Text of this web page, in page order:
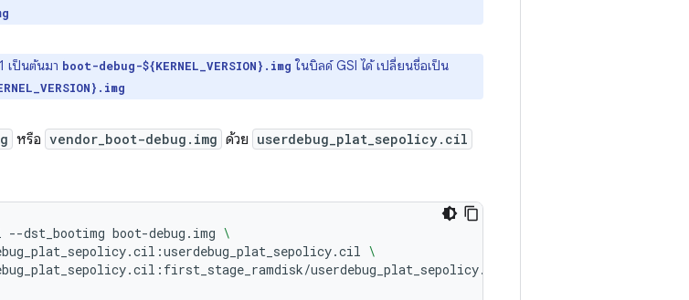
เป็นต้นมา boot-debug-${KERNEL_VERSION}.img ในบิลด์ GSI ได้ เปลี่ยนชื่อเป็น
หรือ vendor_boot-debug.img ด้วย userdebug_plat_sepolicy.cil
--dst_bootimg boot-debug.img \
\
userdebug_plat_sepolicy.cil